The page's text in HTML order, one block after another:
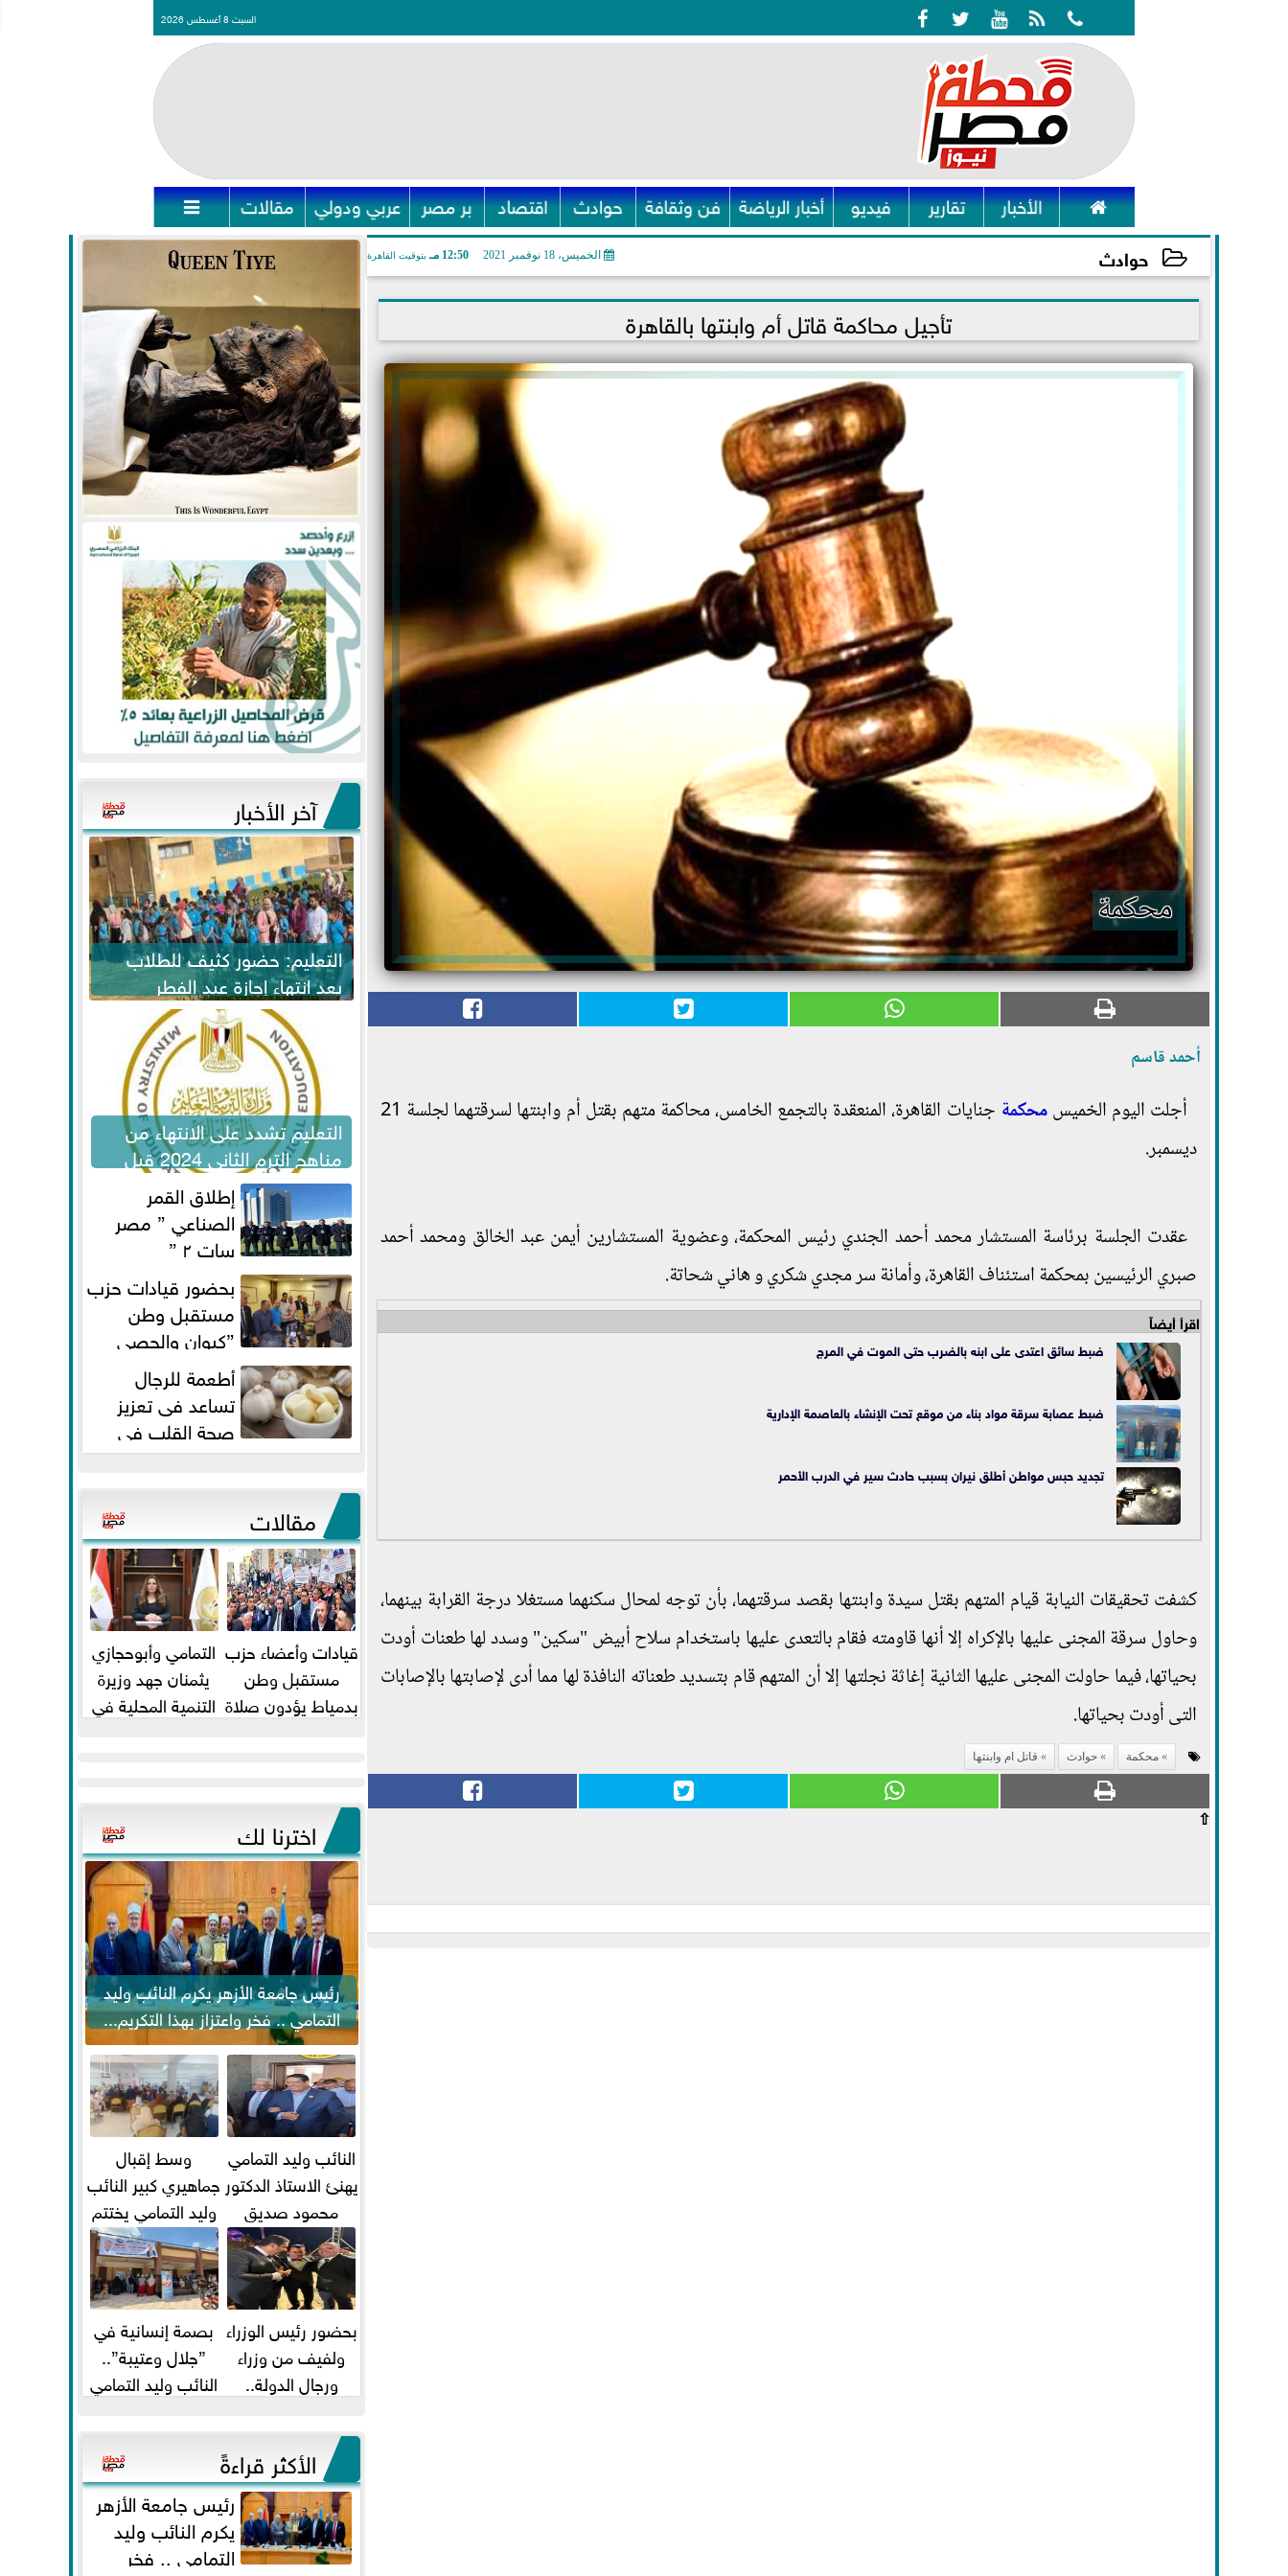
     السبت 8 أغسطس 2026
 الأخبار تقارير فيديو أخبار الرياضة فن وثقافة حوادث اقتصاد بر مصر عربي ودولي مقالات 
حوادث الخميس، 18 نوفمبر 2021 12:50 مـ بتوقيت القاهرة
2021-11-18 12:50:37 تأجيل محاكمة قاتل أم وابنتها بالقاهرة
محكمة
أحمد قاسم
أجلت اليوم الخميسمحكمة
جنايات القاهرة، المنعقدة بالتجمع الخامس، محاكمة متهم بقتل أم وابنتها لسرقتهما لجلسة 21
ديسمبر.
عقدت الجلسة برئاسة المستشار محمد أحمد الجندي رئيس المحكمة، وعضوية المستشارين أيمن عبد الخالق ومحمد أحمد
صبري الرئيسين بمحكمة استئناف القاهرة، وأمانة سر مجدي شكري و هاني شحاتة.
اقرأ أيضاً
ضبط سائق اعتدى على ابنه بالضرب حتى الموت في المرج
ضبط عصابة سرقة مواد بناء من موقع تحت الإنشاء بالعاصمة الإدارية
تجديد حبس مواطن أطلق نيران بسبب حادث سير في الدرب الأحمر
كشفت تحقيقات النيابة قيام المتهم بقتل سيدة وابنتها بقصد سرقتهما، بأن توجه لمحال سكنهما مستغلا درجة القرابة بينهما،
وحاول سرقة المجنى عليها بالإكراه إلا أنها قاومته فقام بالتعدى عليها باستخدام سلاح أبيض "سكين" وسدد لها طعنات أودت
بحياتها، فيما حاولت المجنى عليها الثانية إغاثة نجلتها إلا أن المتهم قام بتسديد طعناته النافذة لها مما أدى لإصابتها بالإصابات
التى أودت بحياتها.
محكمة حوادث قاتل ام وابنتها
⇧
آخر الأخبار
التعليم: حضور كثيف للطلاب
بعد انتهاء إجازة عيد الفطر
لاستكمال المناهج
التعليم تشدد على الانتهاء من
مناهج الترم الثاني 2024 قبل
الامتحانات
إطلاق القمر
الصناعي ” مصر
سات ٢ ”
بحضور قيادات حزب
مستقبل وطن
”كيوان والحصي
والتمامي وابوحجازي وعيسي” أمانه
كفر...
أطعمة للرجال
تساعد فى تعزيز
صحة القلب فى
سن الأربعين
مقالات
قيادات وأعضاء حزب
مستقبل وطن
بدمياط يؤدون صلاة
التمامي وأبوحجازي
يثمنان جهد وزيرة
التنمية المحلية في
اخترنا لك
رئيس جامعة الأزهر يكرم النائب وليد
التمامي .. فخر واعتزاز بهذا التكريم...
النائب وليد التمامي
يهنئ الاستاذ الدكتور
محمود صديق
تكليفة قائم باعمال
...
وسط إقبال
جماهيري كبير النائب
وليد التمامي يختتم
أضخم قافلة طبية
مجانية...
بحضور رئيس الوزراء
ولفيف من وزراء
ورجال الدولة..
ومحمد...
بصمة إنسانية في
”جلال وعتيبة”..
النائب وليد التمامي
شيحة يداويان...
الأكثر قراءةً
رئيس جامعة الأزهر
يكرم النائب وليد
التمامي .. فخر